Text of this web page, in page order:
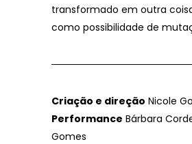
transformado em outra
como possibilidade de
Criação e direção Nicole
Performance Bárbara
Gomes